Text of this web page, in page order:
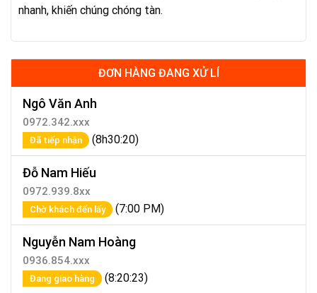
nhanh, khiến chúng chóng tàn.
ĐƠN HÀNG ĐANG XỬ LÍ
Ngô Văn Anh
0972.342.xxx
Đã tiếp nhận (8h30:20)
Đỗ Nam Hiếu
0972.939.8xx
Chờ khách đến lấy (7:00 PM)
Nguyễn Nam Hoàng
0936.854.xxx
Đang giao hàng (8:20:23)